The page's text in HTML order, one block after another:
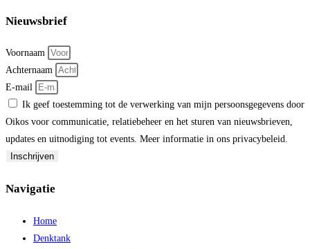
Nieuwsbrief
Voornaam
Achternaam
E-mail
Ik geef toestemming tot de verwerking van mijn persoonsgegevens door
Oikos voor communicatie, relatiebeheer en het sturen van nieuwsbrieven,
updates en uitnodiging tot events. Meer informatie in ons privacybeleid.
Inschrijven
Navigatie
Home
Denktank